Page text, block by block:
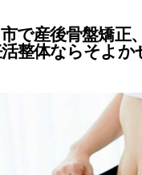
で産後骨盤矯正
整体ならそよか